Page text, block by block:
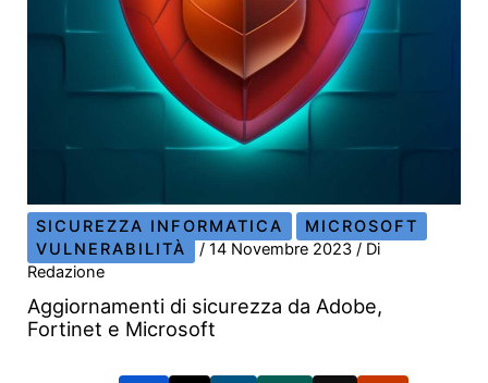
SICUREZZA INFORMATICA
MICROSOFT
VULNERABILITÀ
/14 Novembre 2023/ Di
Redazione
Aggiornamenti di sicurezza da Adobe,
Fortinet e Microsoft